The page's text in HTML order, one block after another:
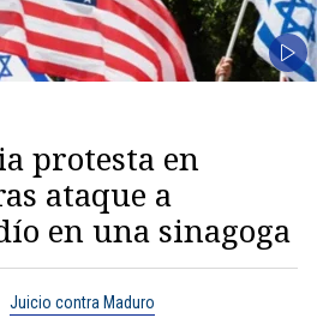
protesta en
ataque a
en una sinagoga
Juicio contra Maduro